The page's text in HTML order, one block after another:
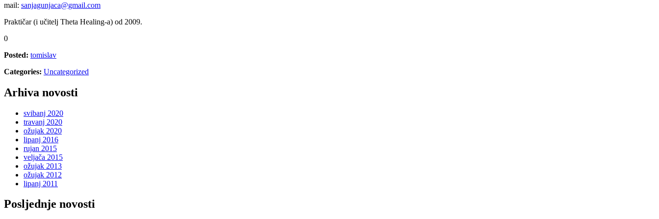
mail: sanjagunjaca@gmail.com
Praktičar (i učitelj Theta Healing-a) od 2009.
0
Posted: tomislav
Categories: Uncategorized
Arhiva novosti
svibanj 2020
travanj 2020
ožujak 2020
lipanj 2016
rujan 2015
veljača 2015
ožujak 2013
ožujak 2012
lipanj 2011
Posljednje novosti